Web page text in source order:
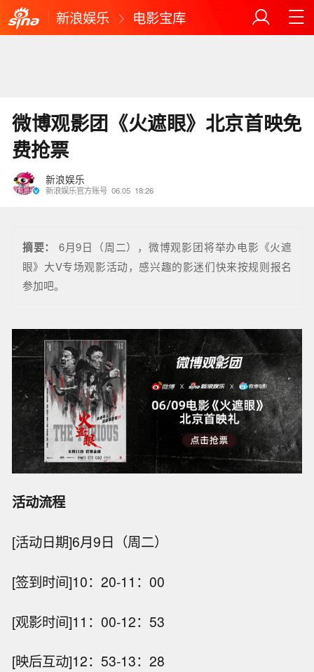
新浪娱乐 电影宝库
微博观影团《火遮眼》北京首映免
费抢票
新浪娱乐
新浪娱乐官方账号 06.05 18:26
摘要：
6月9日（周二），微博观影团将举办电影《火遮
眼》大V专场观影活动，感兴趣的影迷们快来按规则报名
参加吧。
活动流程
[活动日期]6月9日（周二）
[签到时间]10：20-11：00
[观影时间]11：00-12：53
[映后互动]12：53-13：28